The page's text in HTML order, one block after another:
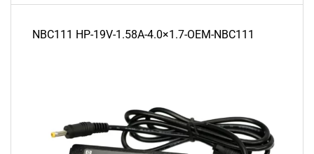
NBC111 HP-19V-1.58A-4.0×1.7-OEM-NBC111